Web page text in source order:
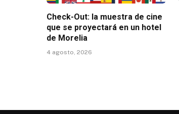
Check-Out: la muestra de cine
que se proyectará en un hotel
de Morelia
4 agosto, 2026